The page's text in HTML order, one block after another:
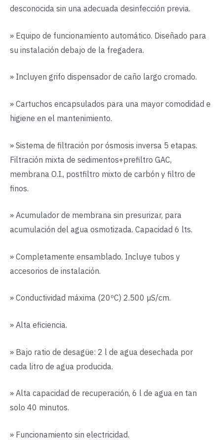
desconocida sin una adecuada desinfección previa.
» Equipo de funcionamiento automático. Diseñado para
su instalación debajo de la fregadera.
» Incluyen grifo dispensador de caño largo cromado.
» Cartuchos encapsulados para una mayor comodidad e
higiene en el mantenimiento.
» Sistema de filtración por ósmosis inversa 5 etapas.
Filtración mixta de sedimentos+prefiltro GAC,
membrana O.I., postfiltro mixto de carbón y filtro de
finos.
» Acumulador de membrana sin presurizar, para
acumulación del agua osmotizada. Capacidad 6 lts.
» Completamente ensamblado. Incluye tubos y
accesorios de instalación.
» Conductividad máxima (20ºC) 2.500 µS/cm.
» Alta eficiencia.
» Bajo ratio de desagüe: 2 l de agua desechada por
cada litro de agua producida.
» Alta capacidad de recuperación, 6 l de agua en tan
solo 40 minutos.
» Funcionamiento sin electricidad.